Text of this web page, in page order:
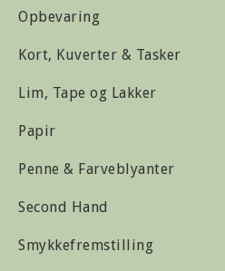
Opbevaring
Kort, Kuverter & Tasker
Lim, Tape og Lakker
Papir
Penne & Farveblyanter
Second Hand
Smykkefremstilling